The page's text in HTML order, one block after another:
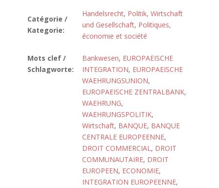
Catégorie /
Kategorie:
Handelsrecht, Politik, Wirtschaft
und Gesellschaft, Politiques,
économie et société
Mots clef /
Schlagworte:
Bankwesen, EUROPAEISCHE
INTEGRATION, EUROPAEISCHE
WAEHRUNGSUNION,
EUROPAEISCHE ZENTRALBANK,
WAEHRUNG,
WAEHRUNGSPOLITIK,
Wirtschaft, BANQUE, BANQUE
CENTRALE EUROPEENNE,
DROIT COMMERCIAL, DROIT
COMMUNAUTAIRE, DROIT
EUROPEEN, ECONOMIE,
INTEGRATION EUROPEENNE,